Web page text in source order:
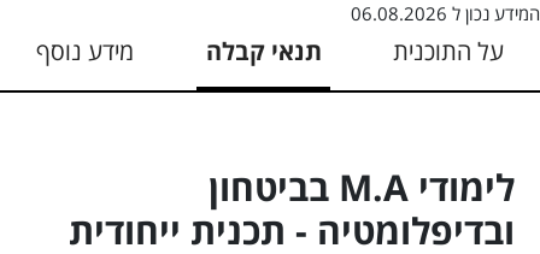
המידע נכון ל 06.08.2026
על התוכנית תנאי קבלה מידע נוסף
לימודי M.A בביטחון
ובדיפלומטיה - תכנית ייחודית